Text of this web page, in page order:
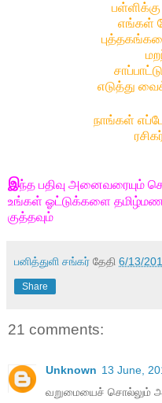
பள்ளிக்கு
எங்கள்
எடுத்து
நாங்கள்
இந்த பதிவு அனைவரையும்
உங்கள் ஓட்டுக்களை
குத்தவும்
பனித்துளி சங்கர் தேதி 6/13/
Share
21 comments:
Unknown 13 June,
வறுமையைச் சொல்லும்